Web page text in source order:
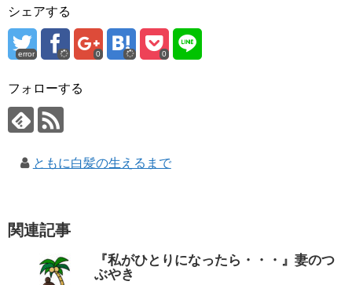
シェアする
error 0 0
フォローする
ともに白髪の生えるまで
関連記事
『私がひとりになったら・・・』妻のつ
ぶやき